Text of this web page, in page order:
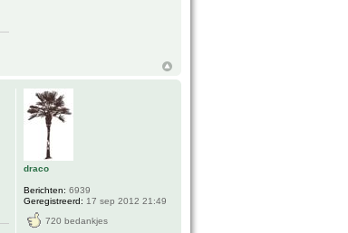
draco
Berichten: 6939
Geregistreerd: 17 sep 2012 21:49
720 bedankjes